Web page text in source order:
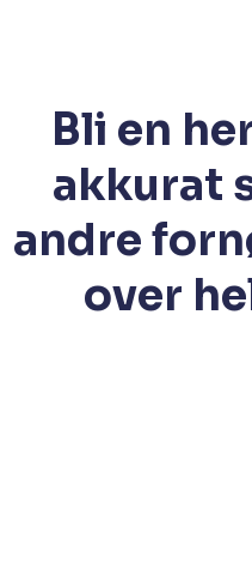
Bli en
akkurat
andre
over